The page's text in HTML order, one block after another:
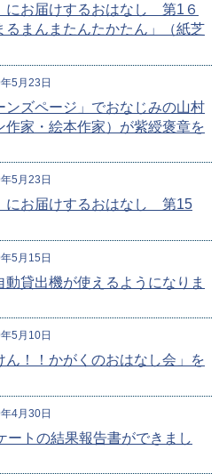
にお届けするおはなし 第1６
まんまたんたかたん」（紙芝
5月23日
ンズページ」でおなじみの山村
家・絵本作家）が紫綬褒章を
5月23日
にお届けするおはなし 第15
5月15日
貸出機が使えるようになりま
5月10日
ん！！かがくのおはなし会」を
4月30日
ートの結果報告書ができまし